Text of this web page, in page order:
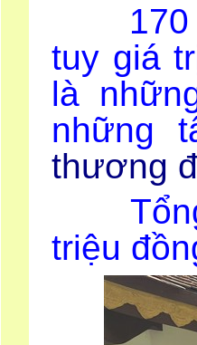
170
tuy giá
là
những
thương
Tổng
triệu